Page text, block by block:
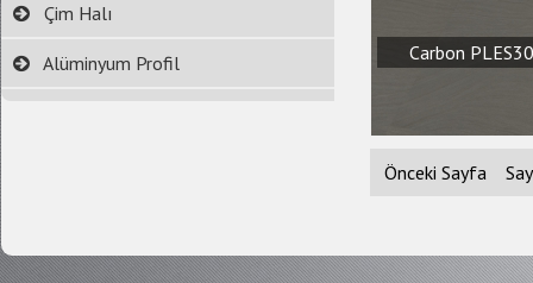
Çim Halı
Alüminyum Profil Carbon
Önceki Sayfa